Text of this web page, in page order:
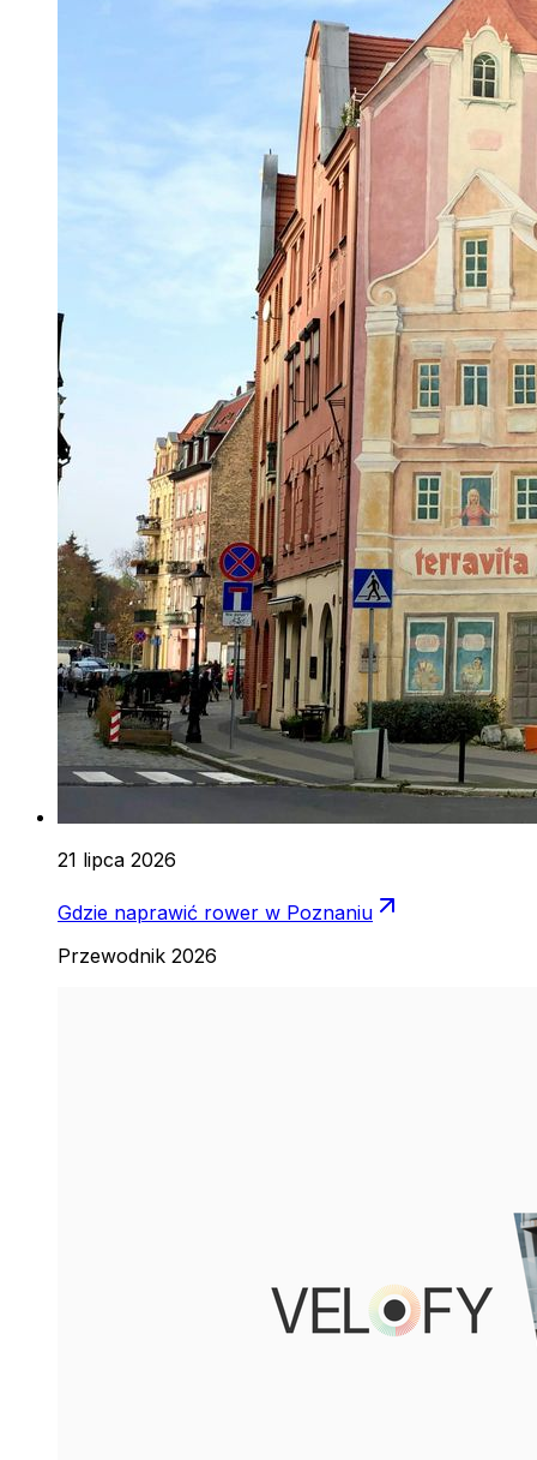
21 lipca 2026
Gdzie naprawić rower w Poznaniu
Przewodnik 2026